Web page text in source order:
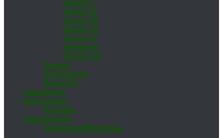
Her­ren I
Her­ren II
Her­ren III
Her­ren IV
Her­ren V
Her­ren VI
Her­ren VII
Da­men
Nach­wuchs
Se­nio­ren
Gäs­te­buch
Im­pres­sum
Kon­takt
Da­ten­schutz
Da­ten­zu­griffs­an­fra­ge